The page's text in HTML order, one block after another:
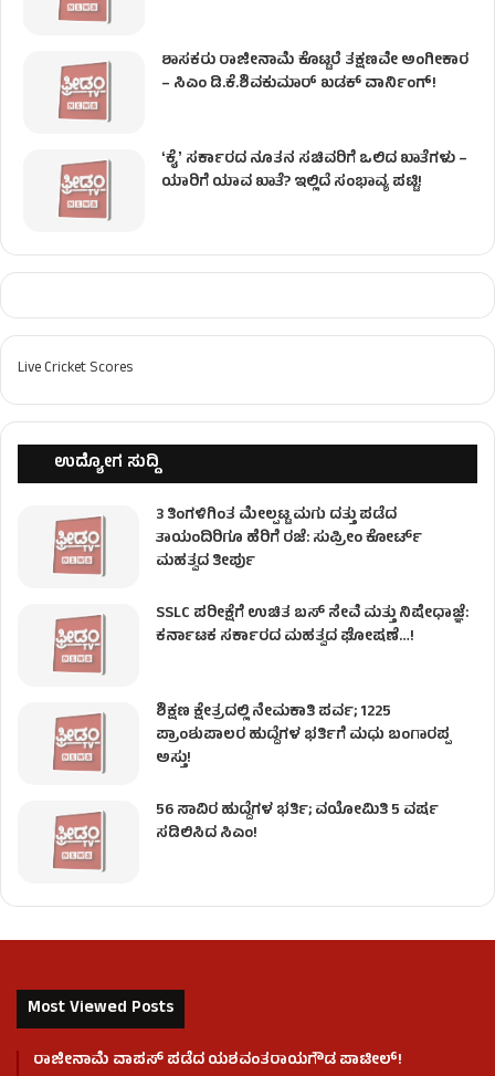
ಶಾಸಕರು ರಾಜೀನಾಮೆ ಕೊಟ್ಟರೆ ತಕ್ಷಣವೇ ಅಂಗೀಕಾರ
– ಸಿಎಂ ಡಿ.ಕೆ.ಶಿವಕುಮಾರ್ ಖಡಕ್ ವಾರ್ನಿಂಗ್!
ʻಕೈʼ ಸರ್ಕಾರದ ನೂತನ ಸಚಿವರಿಗೆ ಒಲಿದ ಖಾತೆಗಳು –
ಯಾರಿಗೆ ಯಾವ ಖಾತೆ? ಇಲ್ಲಿದೆ ಸಂಭಾವ್ಯ ಪಟ್ಟಿ!
Live Cricket Scores
ಉದ್ಯೋಗ ಸುದ್ದಿ
3 ತಿಂಗಳಿಗಿಂತ ಮೇಲ್ಪಟ್ಟ ಮಗು ದತ್ತು ಪಡೆದ
ತಾಯಂದಿರಿಗೂ ಹೆರಿಗೆ ರಜೆ: ಸುಪ್ರೀಂ ಕೋರ್ಟ್
ಮಹತ್ವದ ತೀರ್ಪು
SSLC ಪರೀಕ್ಷೆಗೆ ಉಚಿತ ಬಸ್ ಸೇವೆ ಮತ್ತು ನಿಷೇಧಾಜ್ಞೆ:
ಕರ್ನಾಟಕ ಸರ್ಕಾರದ ಮಹತ್ವದ ಘೋಷಣೆ…!
ಶಿಕ್ಷಣ ಕ್ಷೇತ್ರದಲ್ಲಿ ನೇಮಕಾತಿ ಪರ್ವ; 1225
ಪ್ರಾಂಶುಪಾಲರ ಹುದ್ದೆಗಳ ಭರ್ತಿಗೆ ಮಧು ಬಂಗಾರಪ್ಪ
ಅಸ್ತು!
56 ಸಾವಿರ ಹುದ್ದೆಗಳ ಭರ್ತಿ; ವಯೋಮಿತಿ 5 ವರ್ಷ
ಸಡಿಲಿಸಿದ ಸಿಎಂ!
Most Viewed Posts
ರಾಜೀನಾಮೆ ವಾಪಸ್ ಪಡೆದ ಯಶವಂತರಾಯಗೌಡ ಪಾಟೀಲ್‌!